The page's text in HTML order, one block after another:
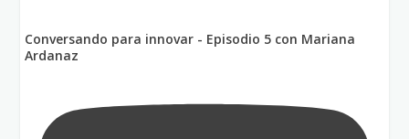
Conversando para innovar - Episodio 5 con Mariana
Ardanaz